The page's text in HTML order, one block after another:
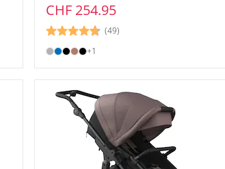
CHF 254.95
(49)
+1